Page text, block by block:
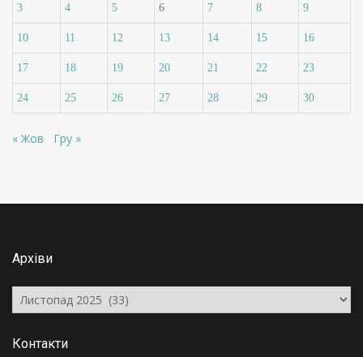
3 4 5 6 7 8 9
10 11 12 13 14 15 16
17 18 19 20 21 22 23
24 25 26 27 28 29 30
« Жов Гру »
Архіви
Архіви
Контакти